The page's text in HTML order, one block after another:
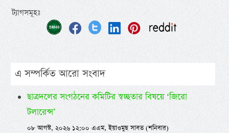
ট্যাগসমূহঃ
এ সম্পর্কিত আরো সংবাদ
ছাত্রদলের সংগঠনের কমিটির স্বচ্ছতার বিষয়ে ‘জিরো
টলারেন্স’
০৮ আগস্ট, ২০২৬ ১২:০০ এএম, ইয়াওমুছ সাবত (শনিবার)